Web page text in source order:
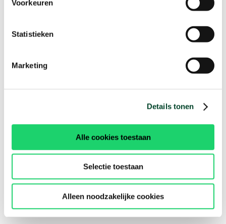
Voorkeuren
Statistieken
Marketing
Details tonen
Alle cookies toestaan
Selectie toestaan
Alleen noodzakelijke cookies